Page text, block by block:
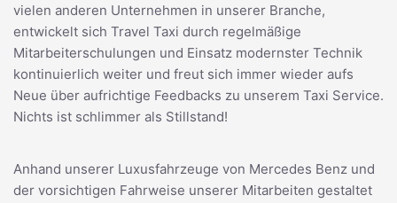
vielen anderen Unternehmen in unserer Branche,
entwickelt sich Travel Taxi durch regelmäßige
Mitarbeiterschulungen und Einsatz modernster Technik
kontinuierlich weiter und freut sich immer wieder aufs
Neue über aufrichtige Feedbacks zu unserem Taxi Service.
Nichts ist schlimmer als Stillstand!
Anhand unserer Luxusfahrzeuge von Mercedes Benz und
der vorsichtigen Fahrweise unserer Mitarbeiten gestaltet